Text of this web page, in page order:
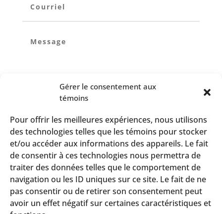
Gérer le consentement aux
témoins
Pour offrir les meilleures expériences, nous utilisons
des technologies telles que les témoins pour stocker
et/ou accéder aux informations des appareils. Le fait
de consentir à ces technologies nous permettra de
traiter des données telles que le comportement de
navigation ou les ID uniques sur ce site. Le fait de ne
pas consentir ou de retirer son consentement peut
avoir un effet négatif sur certaines caractéristiques et
ENVOYER